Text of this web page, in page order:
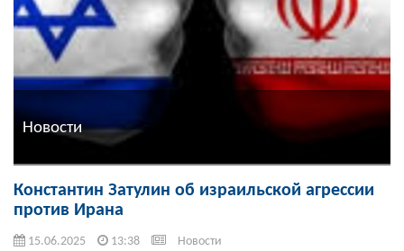
Новости
Константин Затулин об израильской агрессии
против Ирана
15.06.2025 13:38 Новости